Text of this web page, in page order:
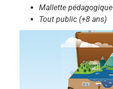
Mallette pédagogique
Tout public (+8 ans)